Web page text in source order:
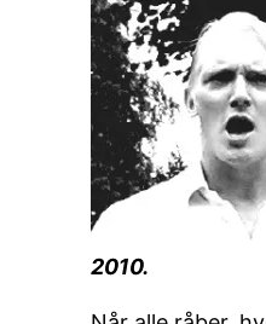
2010.